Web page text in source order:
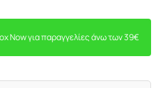
Now για παραγγελίες άνω των 39€